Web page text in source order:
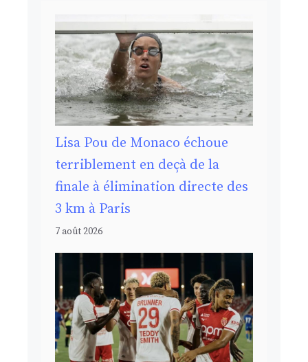
Lisa Pou de Monaco échoue
terriblement en deçà de la
finale à élimination directe des
3 km à Paris
7 août 2026